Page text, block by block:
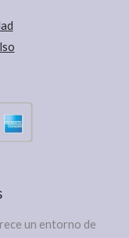
un entorno de